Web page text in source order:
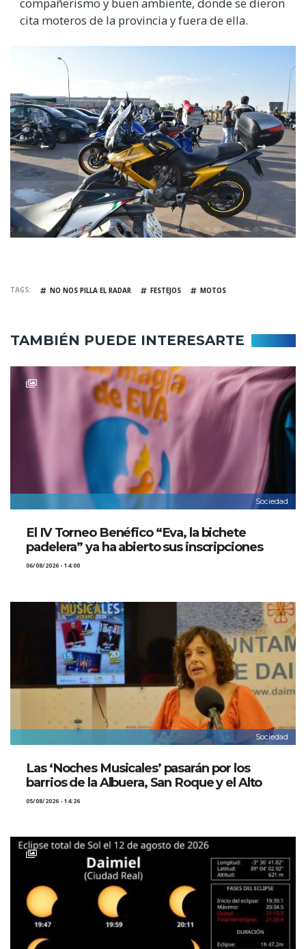
cita moteros de la provincia y fuera de ella.
TAGS NO NOS PILLA EL RADAR FESTEJOS MOTOS
TAMBIÉN PUEDE INTERESARTE
Sociedad
El IV Torneo Benéfico “Eva, la bichete
padelera” ya ha abierto sus inscripciones
06/08/2026 - 14:00
Sociedad
Las ‘Noches Musicales’ pasarán por los
barrios de la Albuera, San Roque y el Alto
05/08/2026 - 14:26